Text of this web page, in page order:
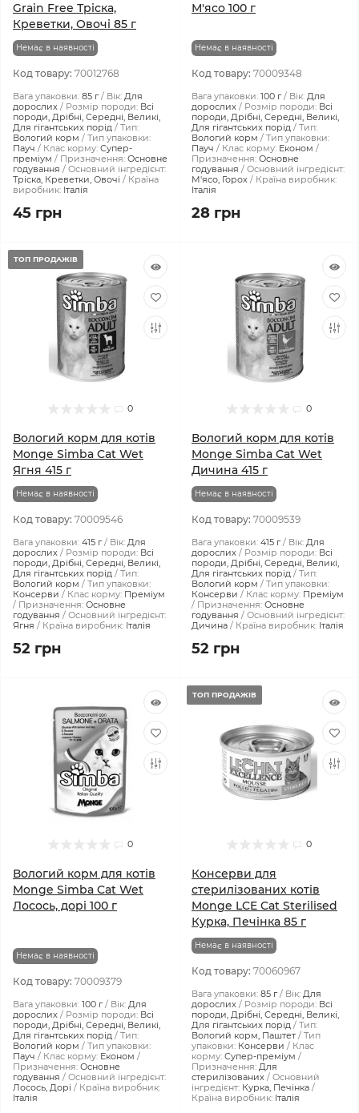
Grain Free Тріска,
Креветки, Овочі 85 г
Немає в наявності
Код товару: 70012768
Вага упаковки: 85 г Вік: Для
дорослих
Розмір породи: Всі
породи, Дрібні, Середні, Великі,
Для гігантських порід
Тип:
Вологий корм
Тип упаковки:
Пауч
Клас корму: Супер-
преміум
Призначення: Основне
годування
Основний інгредієнт:
Тріска, Креветки, Овочі
Країна
виробник: Італія
45 грн
М'ясо 100 г
Немає в наявності
Код товару: 70009348
Вага упаковки: 100 г Вік: Для
дорослих
Розмір породи: Всі
породи, Дрібні, Середні, Великі,
Для гігантських порід
Тип:
Вологий корм
Тип упаковки:
Пауч
Клас корму: Економ
Призначення: Основне
годування
Основний інгредієнт:
М'ясо, Горох
Країна виробник:
Італія
28 грн
ТОП ПРОДАЖІВ
0
Вологий корм для котів
Monge Simba Cat Wet
Ягня 415 г
Немає в наявності
Код товару: 70009546
Вага упаковки: 415 г Вік: Для
дорослих
Розмір породи: Всі
породи, Дрібні, Середні, Великі,
Для гігантських порід
Тип:
Вологий корм
Тип упаковки:
Консерви
Клас корму: Преміум
Призначення: Основне
годування
Основний інгредієнт:
Ягня
Країна виробник: Італія
52 грн
0
Вологий корм для котів
Monge Simba Cat Wet
Дичина 415 г
Немає в наявності
Код товару: 70009539
Вага упаковки: 415 г Вік: Для
дорослих
Розмір породи: Всі
породи, Дрібні, Середні, Великі,
Для гігантських порід
Тип:
Вологий корм
Тип упаковки:
Консерви
Клас корму: Преміум
Призначення: Основне
годування
Основний інгредієнт:
Дичина
Країна виробник: Італія
52 грн
0
Вологий корм для котів
Monge Simba Cat Wet
Лосось, дорі 100 г
Немає в наявності
Код товару: 70009379
Вага упаковки: 100 г Вік: Для
дорослих
Розмір породи: Всі
породи, Дрібні, Середні, Великі,
Для гігантських порід
Тип:
Вологий корм
Тип упаковки:
Пауч
Клас корму: Економ
Призначення: Основне
годування
Основний інгредієнт:
Лосось, Дорі
Країна виробник:
Італія
ТОП ПРОДАЖІВ
0
Консерви для
стерилізованих котів
Monge LCE Cat Sterilised
Курка, Печінка 85 г
Немає в наявності
Код товару: 70060967
Вага упаковки: 85 г Вік: Для
дорослих
Розмір породи: Всі
породи, Дрібні, Середні, Великі,
Для гігантських порід
Тип:
Вологий корм, Паштет
Тип
упаковки: Консерви
Клас
корму: Супер-преміум
Призначення: Для
стерилізованих
Основний
інгредієнт: Курка, Печінка
Країна виробник: Італія